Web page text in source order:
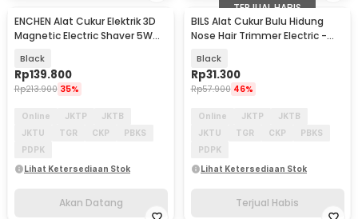
Akan Datang
ENCHEN Alat Cukur Elektrik 3D
Magnetic Electric Shaver 5W
Black
Rp139.800
Rp213.900 35%
Online JKTP
JKTB
JKTU
TGR CKP
PBKS
PDPK
Lihat Ketersediaan Stok
Akan Datang
TERJUAL HABIS
BILS Alat Cukur Bulu Hidung
Nose Hair Trimmer Electric -
Black
Rp31.300
Rp57.900 46%
Online JKTP
JKTB
JKTU
TGR CKP
PBKS
PDPK
Lihat Ketersediaan Stok
Terjual Habis